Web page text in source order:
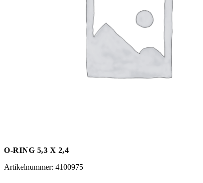
O-RING 5,3 X 2,4
Artikelnummer: 4100975